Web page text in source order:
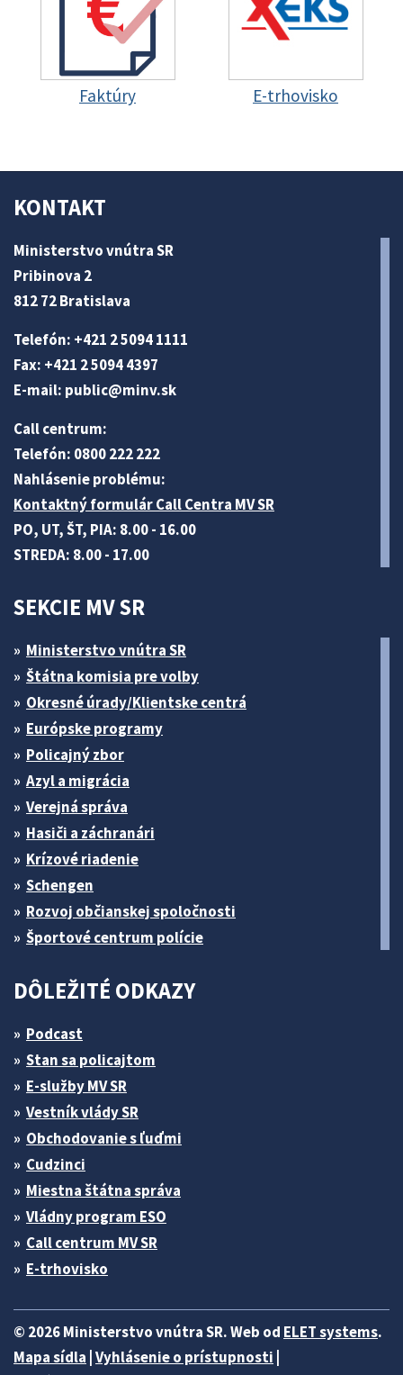
Faktúry E-trhovisko
KONTAKT
Ministerstvo vnútra SR
Pribinova 2
812 72 Bratislava
Telefón: +421 2 5094 1111
Fax: +421 2 5094 4397
E-mail: public@minv.sk
Call centrum:
Telefón: 0800 222 222
Nahlásenie problému:
Kontaktný formulár Call Centra MV SR
PO, UT, ŠT, PIA: 8.00 - 16.00
STREDA: 8.00 - 17.00
SEKCIE MV SR
Ministerstvo vnútra SR
Štátna komisia pre volby
Okresné úrady/Klientske centrá
Európske programy
Policajný zbor
Azyl a migrácia
Verejná správa
Hasiči a záchranári
Krízové riadenie
Schengen
Rozvoj občianskej spoločnosti
Športové centrum polície
DÔLEŽITÉ ODKAZY
Podcast
Stan sa policajtom
E-služby MV SR
Vestník vlády SR
Obchodovanie s ľuďmi
Cudzinci
Miestna štátna správa
Vládny program ESO
Call centrum MV SR
E-trhovisko
© 2026 Ministerstvo vnútra SR. Web od ELET systems.
Mapa sídla Vyhlásenie o prístupnosti